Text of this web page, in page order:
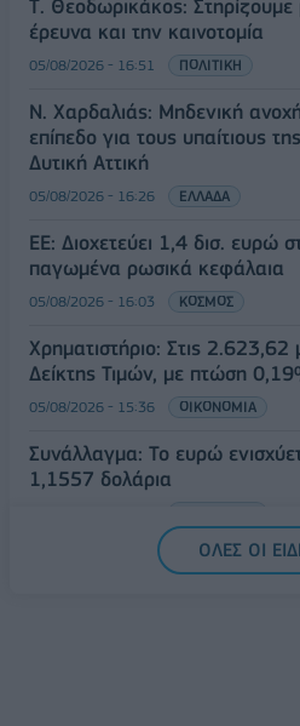
Τ. Θεοδωρικάκος: Στηρίζουμε
έρευνα και την καινοτομία
05/08/2026 - 16:51 ΠΟΛΙΤΙΚΗ
Ν. Χαρδαλιάς: Μηδενική
επίπεδο για τους υπαίτιους
Δυτική Αττική
05/08/2026 - 16:26 ΕΛΛΑΔΑ
ΕΕ: Διοχετεύει 1,4 δισ. ευρώ
παγωμένα ρωσικά κεφάλαια
05/08/2026 - 16:03 ΚΟΣΜΟΣ
Χρηματιστήριο: Στις 2.623,62
Δείκτης Τιμών, με πτώση
05/08/2026 - 15:36 ΟΙΚΟΝΟΜΙΑ
Συνάλλαγμα: Το ευρώ
1,1557 δολάρια
ΟΛΕΣ ΟΙ